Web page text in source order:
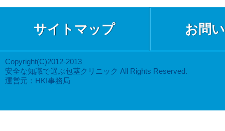
サイトマップ お問
Copyright(C)2012-2013
安全な知識で選ぶ包茎クリニック All Rights Reserved.
運営元：HKI事務局